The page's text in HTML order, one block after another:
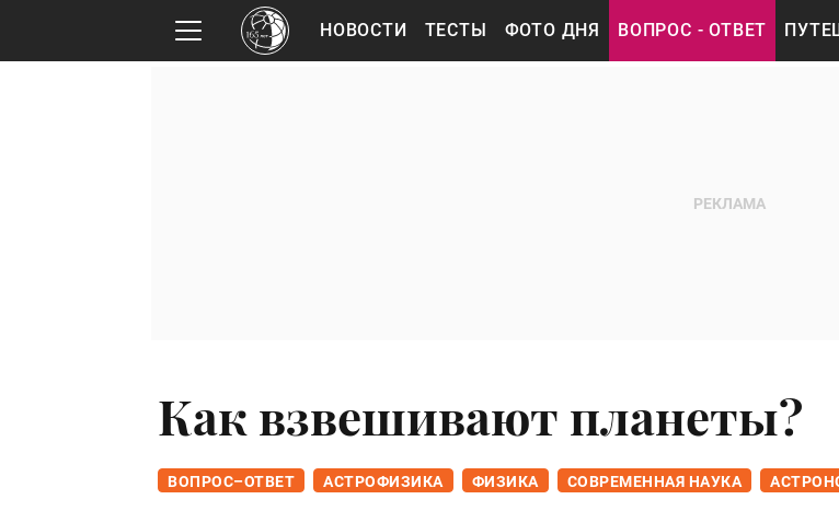
НОВОСТИ ТЕСТЫ ФОТО ДНЯ ВОПРОС - ОТВЕТ
Как взвешивают планеты?
ВОПРОС–ОТВЕТ АСТРОФИЗИКА ФИЗИКА СОВРЕМЕННАЯ НАУКА